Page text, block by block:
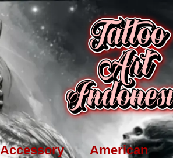
Accessory American